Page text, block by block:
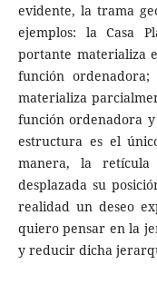
evidente, la trama
ejemplos: la Casa
portante materializa
función
materializa
función ordenadora
estructura es el
manera, la
desplazada su
realidad un deseo
quiero pensar en la
y reducir dicha